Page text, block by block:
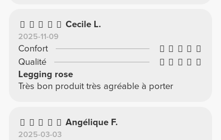
Cecile L.
2025-11-09
Confort
Qualité
Legging rose
Très bon produit très agréable à porter
Angélique F.
2025-03-03